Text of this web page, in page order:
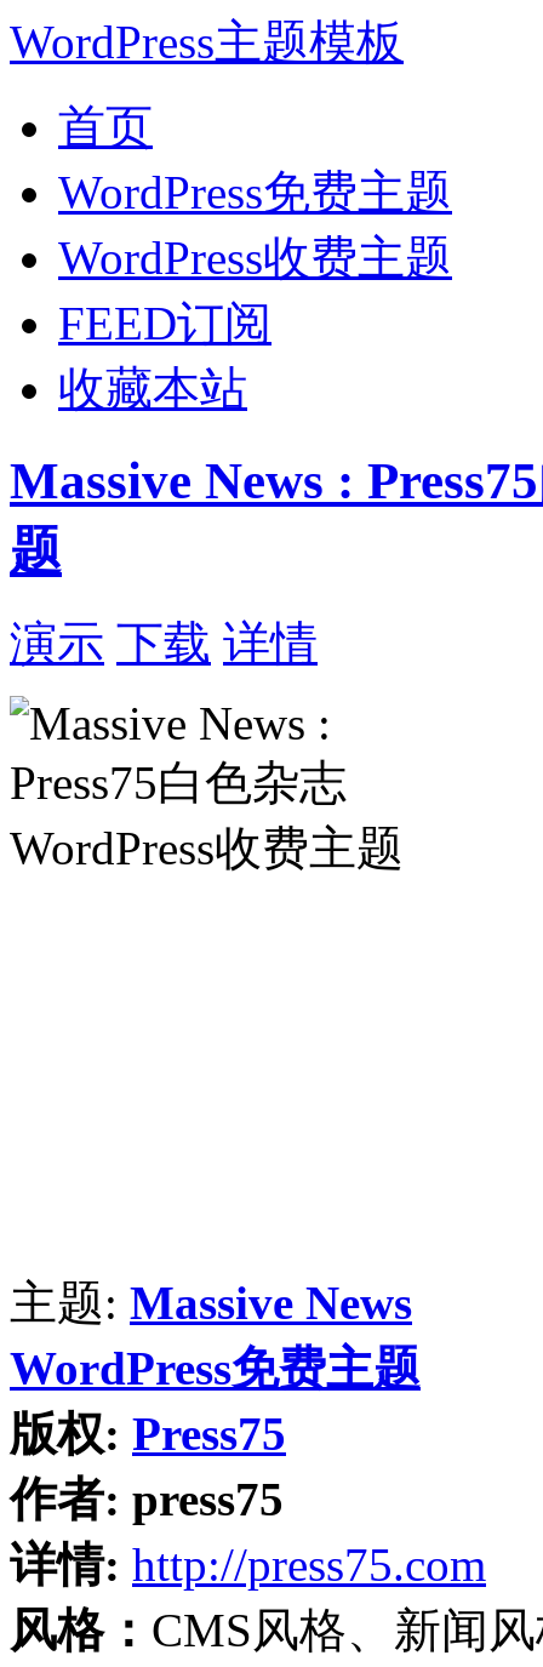
WordPress主题模板
首页
WordPress免费主题
WordPress收费主题
FEED订阅
收藏本站
Massive News :
题
演示 下载 详情
主题: Massive News
WordPress免费主题
版权: Press75
作者: press75
详情: http://press75.com
风格： CMS风格、新闻